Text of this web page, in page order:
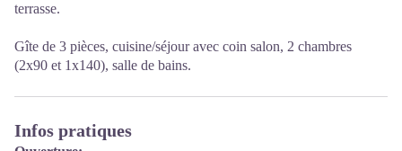
terrasse.
Gîte de 3 pièces, cuisine/séjour avec coin salon, 2 chambres
(2x90 et 1x140), salle de bains.
Infos pratiques